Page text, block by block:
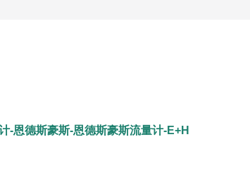
-恩德斯豪斯-恩德斯豪斯流量计-E+H